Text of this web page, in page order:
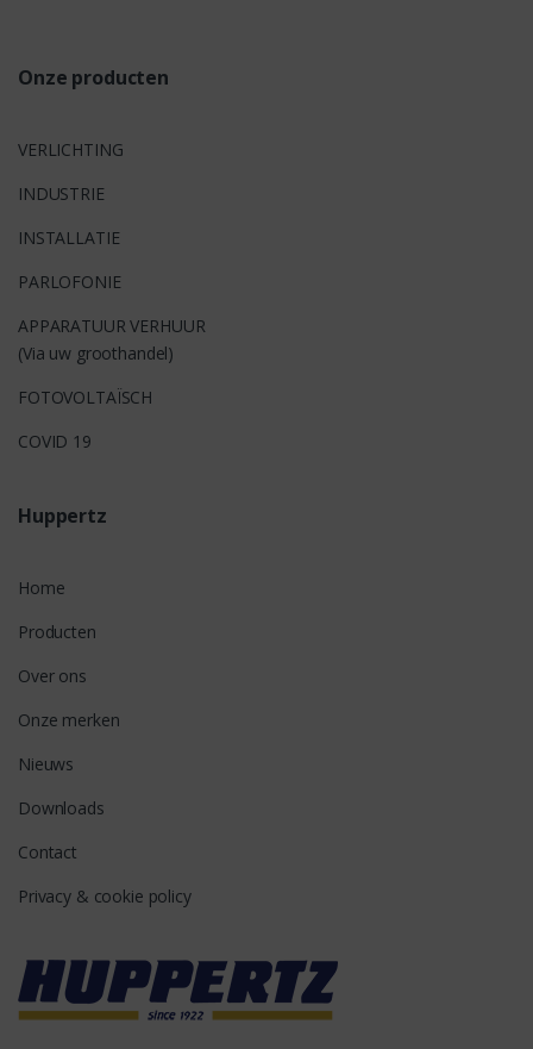
Onze producten
VERLICHTING
INDUSTRIE
INSTALLATIE
PARLOFONIE
APPARATUUR VERHUUR
(Via uw groothandel)
FOTOVOLTAÏSCH
COVID 19
Huppertz
Home
Producten
Over ons
Onze merken
Nieuws
Downloads
Contact
Privacy & cookie policy